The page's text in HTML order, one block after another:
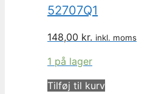
52707Q1
148,00 kr. inkl. moms
1 på lager
Tilføj til kurv